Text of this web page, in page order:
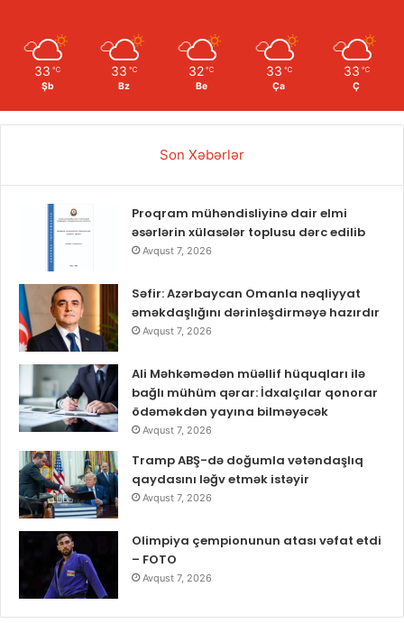
33 ℃
Şb
33 ℃
Bz
32 ℃
Be
33 ℃
Ça
33 ℃
Ç
Son Xəbərlər
Proqram mühəndisliyinə dair elmi
əsərlərin xülasələr toplusu dərc edilib
Avqust 7, 2026
Səfir: Azərbaycan Omanla nəqliyyat
əməkdaşlığını dərinləşdirməyə hazırdır
Avqust 7, 2026
Ali Məhkəmədən müəllif hüquqları ilə
bağlı mühüm qərar: İdxalçılar qonorar
ödəməkdən yayına bilməyəcək
Avqust 7, 2026
Tramp ABŞ-də doğumla vətəndaşlıq
qaydasını ləğv etmək istəyir
Avqust 7, 2026
Olimpiya çempionunun atası vəfat etdi
– FOTO
Avqust 7, 2026